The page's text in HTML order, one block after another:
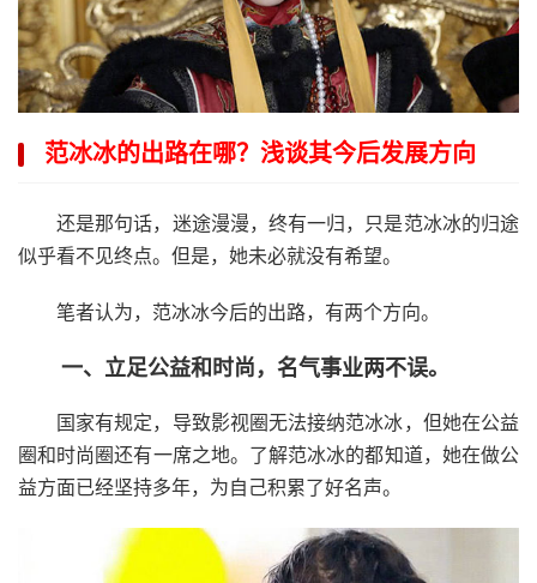
范冰冰的出路在哪？浅谈其今后发展方向
还是那句话，迷途漫漫，终有一归，只是范冰冰的归途
似乎看不见终点。但是，她未必就没有希望。
笔者认为，范冰冰今后的出路，有两个方向。
一、立足公益和时尚，名气事业两不误。
国家有规定，导致影视圈无法接纳范冰冰，但她在公益
圈和时尚圈还有一席之地。了解范冰冰的都知道，她在做公
益方面已经坚持多年，为自己积累了好名声。